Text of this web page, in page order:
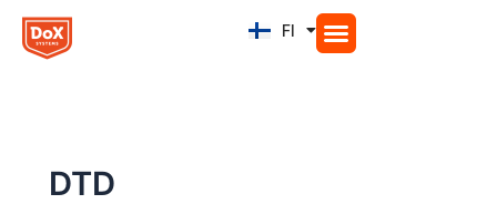
Siirry
sisältöön
FI
EN
DTD